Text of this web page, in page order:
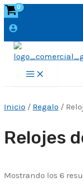
Ir
al
Main
Menu
Inicio / Regalo /
Relojes
Mostrando los 6